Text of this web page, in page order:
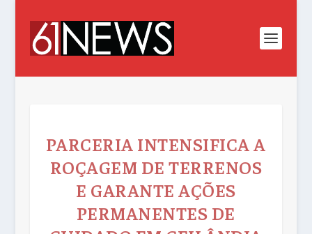
PARCERIA INTENSIFICA A
ROÇAGEM DE TERRENOS
E GARANTE AÇÕES
PERMANENTES DE